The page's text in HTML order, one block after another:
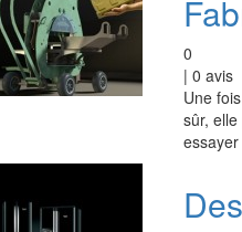
0
| 0 avis
Une
sûr,